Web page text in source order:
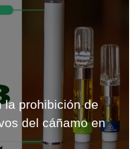
la prohibición de
del cáñamo en